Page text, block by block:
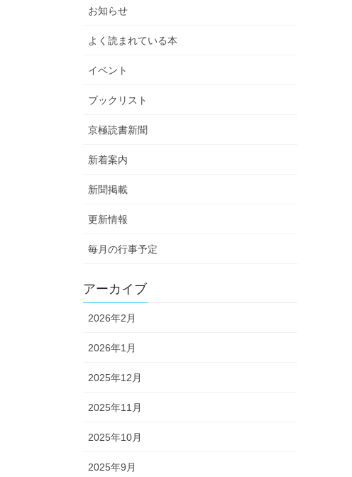
お知らせ
よく読まれている本
イベント
ブックリスト
京極読書新聞
新着案内
新聞掲載
更新情報
毎月の行事予定
アーカイブ
2026年2月
2026年1月
2025年12月
2025年11月
2025年10月
2025年9月